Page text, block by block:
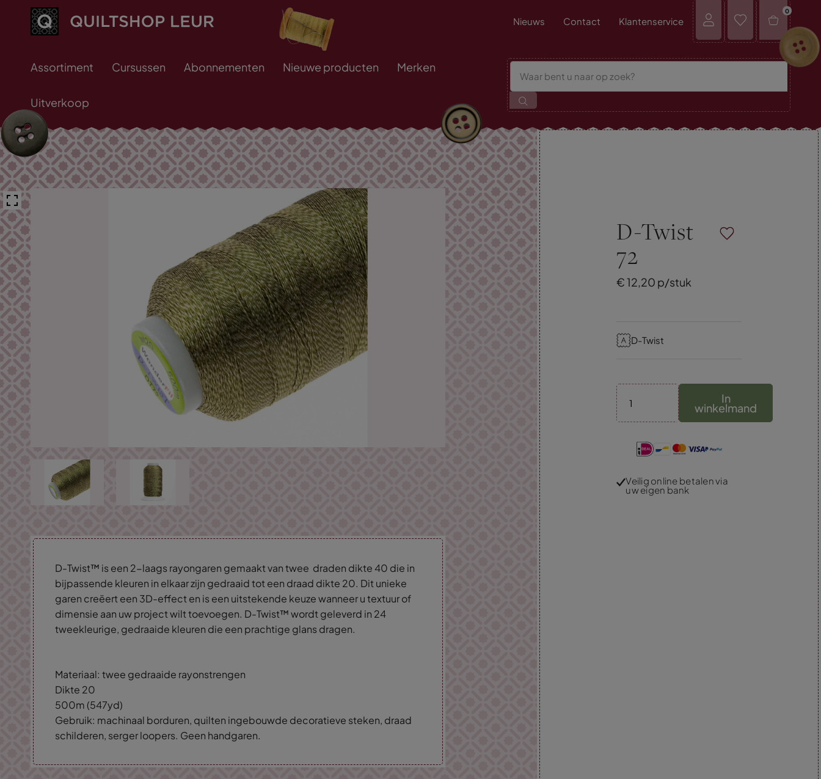
Nieuws Contact Klantenservice
0
Assortiment Cursussen Abonnementen Nieuwe producten Merken
Uitverkoop
D-Twist™ is een 2-laags rayongaren gemaakt van twee draden dikte 40 die in
bijpassende kleuren in elkaar zijn gedraaid tot een draad dikte 20. Dit unieke
garen creëert een 3D-effect en is een uitstekende keuze wanneer u textuur of
dimensie aan uw project wilt toevoegen. D-Twist™ wordt geleverd in 24
tweekleurige, gedraaide kleuren die een prachtige glans dragen.
Materiaal: twee gedraaide rayonstrengen
Dikte 20
500m (547yd)
Gebruik: machinaal borduren, quilten ingebouwde decoratieve steken, draad
schilderen, serger loopers. Geen handgaren.
D-Twist
72
€12,20 p/stuk
D-Twist
In
winkelmand
Veilig online betalen via
uw eigen bank